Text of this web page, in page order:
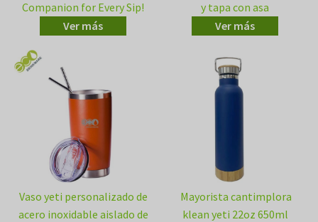
Companion for Every Sip!
Ver más
y tapa con asa
Ver más
Vaso yeti personalizado de
acero inoxidable aislado de
Mayorista cantimplora
klean yeti 22oz 650ml